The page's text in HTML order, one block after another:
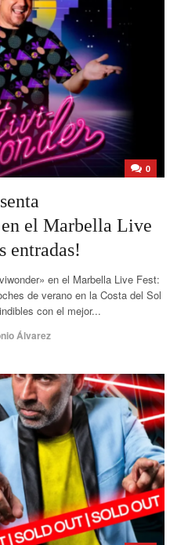
0
el Marbella Live
entradas!
en el Marbella Live Fest:
de verano en la Costa del Sol
con el mejor...
Álvarez